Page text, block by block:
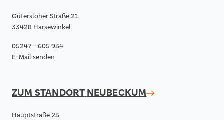
Gütersloher Straße 21
33428 Harsewinkel
05247 - 605 934
E-Mail senden
ZUM STANDORT NEUBECKUM
Hauptstraße 23